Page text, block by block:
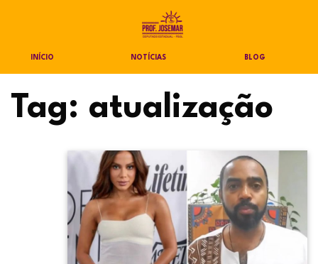
INÍCIO NOTÍCIAS BLOG
Tag: atualização